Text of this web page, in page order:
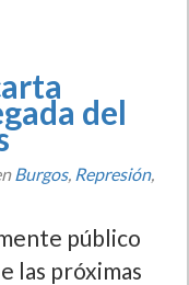
del
Burgos, Represión,
público
las próximas